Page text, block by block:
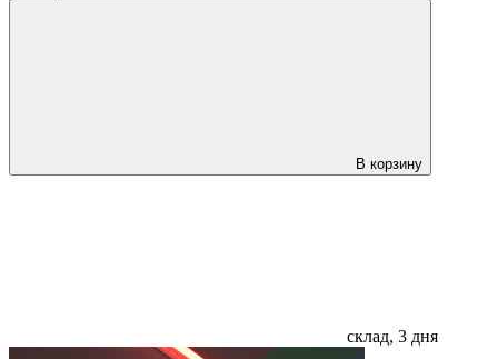
В корзину
склад, 3 дня